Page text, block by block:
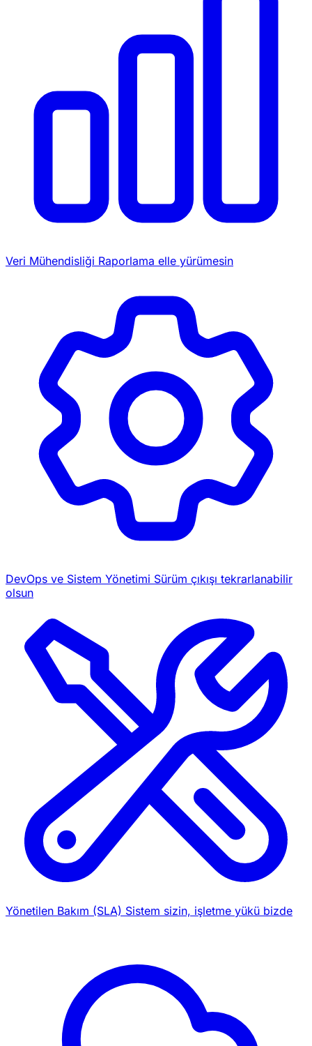
Veri Mühendisliği Raporlama elle yürümesin
DevOps ve Sistem Yönetimi Sürüm çıkışı tekrarlanabilir
olsun
Yönetilen Bakım (SLA) Sistem sizin, işletme yükü bizde